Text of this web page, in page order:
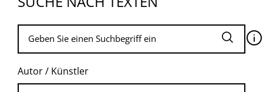
🛈
Autor / Künstler